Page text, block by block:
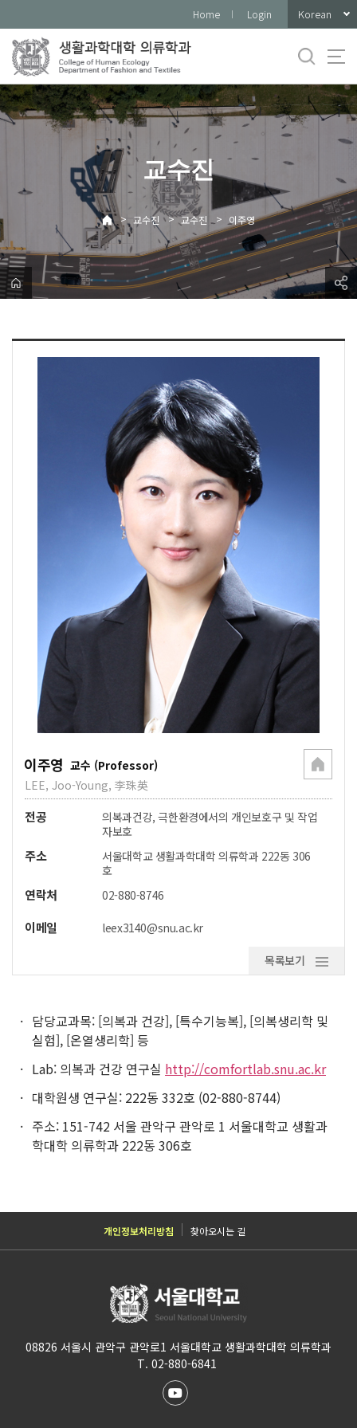
로
메
뉴
Home Login Korean
교수진
> 교수진 > 교수진 > 이주영
이주영 교수 (Professor)
LEE, Joo-Young, 李珠英
전공
의복과건강, 극한환경에서의 개인보호구 및 작업
자보호
주소
서울대학교 생활과학대학 의류학과 222동 306
호
연락처 02-880-8746
이메일 leex3140@snu.ac.kr
목록보기
담당교과목: [의복과 건강], [특수기능복], [의복생리학 및
실험], [온열생리학] 등
Lab: 의복과 건강 연구실 http://comfortlab.snu.ac.kr
대학원생 연구실: 222동 332호 (02-880-8744)
주소: 151-742 서울 관악구 관악로 1 서울대학교 생활과
학대학 의류학과 222동 306호
개인정보처리방침 찾아오시는 길
08826 서울시 관악구 관악로1 서울대학교 생활과학대학 의류학과
T. 02-880-6841